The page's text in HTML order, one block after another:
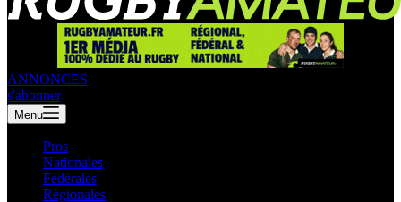
ANNONCES
s'abonner
Menu
Pros
Nationales
Fédérales
Régionales